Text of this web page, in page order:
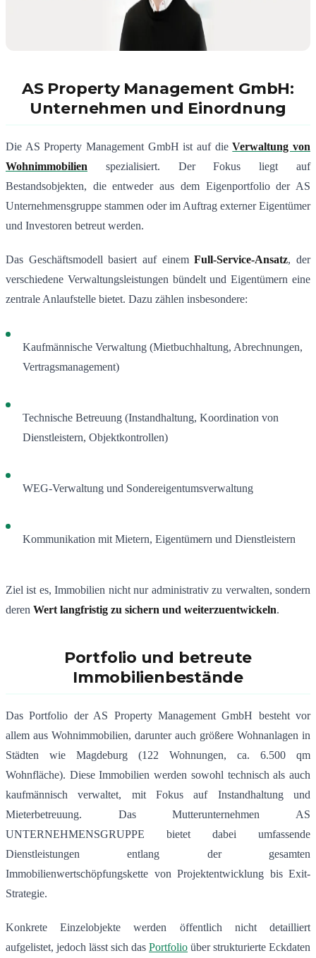
AS Property Management GmbH:
Unternehmen und Einordnung
Die AS Property Management GmbH ist auf dieVerwaltung von
Wohnimmobilien spezialisiert. Der Fokus liegt auf
Bestandsobjekten, die entweder aus dem Eigenportfolio der AS
Unternehmensgruppe stammen oder im Auftrag externer Eigentümer
und Investoren betreut werden.
Das Geschäftsmodell basiert auf einemFull-Service-Ansatz, der
verschiedene Verwaltungsleistungen bündelt und Eigentümern eine
zentrale Anlaufstelle bietet. Dazu zählen insbesondere:
Kaufmännische Verwaltung (Mietbuchhaltung, Abrechnungen,
Vertragsmanagement)
Technische Betreuung (Instandhaltung, Koordination von
Dienstleistern, Objektkontrollen)
WEG-Verwaltung und Sondereigentumsverwaltung
Kommunikation mit Mietern, Eigentümern und Dienstleistern
Ziel ist es, Immobilien nicht nur administrativ zu verwalten, sondern
deren Wert langfristig zu sichern und weiterzuentwickeln.
Portfolio und betreute
Immobilienbestände
Das Portfolio der AS Property Management GmbH besteht vor
allem aus Wohnimmobilien, darunter auch größere Wohnanlagen in
Städten wie Magdeburg (122 Wohnungen, ca. 6.500 qm
Wohnfläche). Diese Immobilien werden sowohl technisch als auch
kaufmännisch verwaltet, mit Fokus auf Instandhaltung und
Mieterbetreuung. Das Mutterunternehmen AS
UNTERNEHMENSGRUPPE bietet dabei umfassende
Dienstleistungen entlang der gesamten
Immobilienwertschöpfungskette von Projektentwicklung bis Exit-
Strategie.
Konkrete Einzelobjekte werden öffentlich nicht detailliert
aufgelistet, jedoch lässt sich das Portfolio über strukturierte Eckdaten